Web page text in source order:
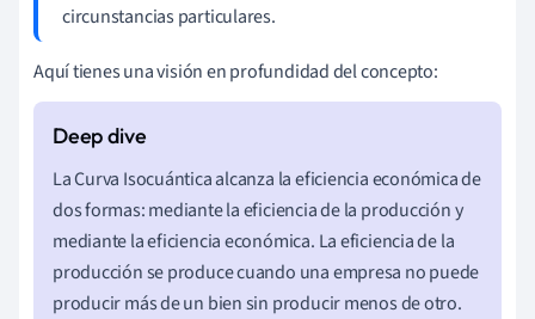
circunstancias particulares.
Aquí tienes una visión en profundidad del concepto:
La Curva Isocuántica alcanza la eficiencia económica de
dos formas: mediante la eficiencia de la producción y
mediante la eficiencia económica. La eficiencia de la
producción se produce cuando una empresa no puede
producir más de un bien sin producir menos de otro.